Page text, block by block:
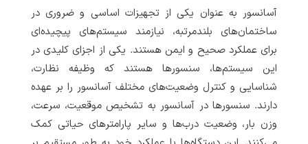
آسانسور به عنوان یکی از تجهیزات اساسی و ضروری در
ساختمان‌های بلندمرتبه، نیازمند سیستم‌های پیچیده‌ای
برای عملکرد صحیح و ایمن هستند. یکی از اجزای کلیدی در
این سیستم‌ها، سنسورها هستند که وظیفه نظارت،
شناسایی و کنترل وضعیت‌های مختلف آسانسور را بر عهده
دارند. سنسورها در آسانسور به تشخیص موقعیت، سرعت،
وزن بار، وضعیت درب‌ها و سایر پارامترهای حیاتی کمک